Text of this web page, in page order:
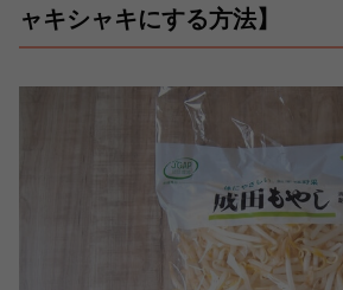
ャキシャキにする方法】